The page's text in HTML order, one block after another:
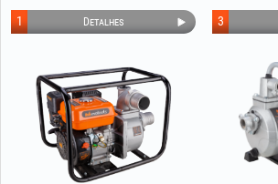
Detalhes
1 3